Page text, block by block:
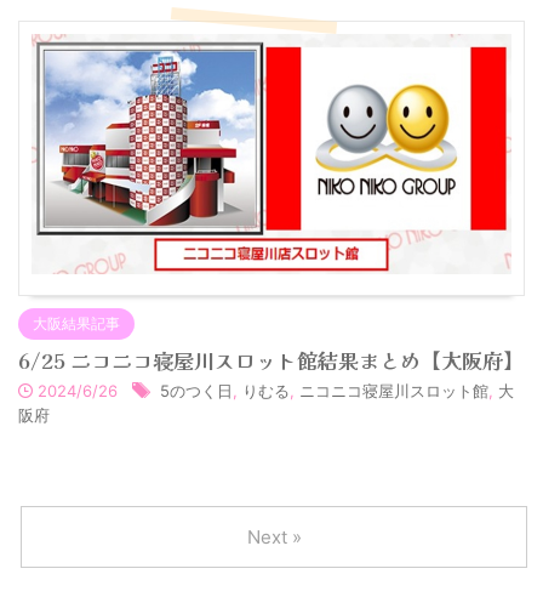
大阪結果記事
6/25 ニコニコ寝屋川スロット館結果まとめ【大阪府】
2024/6/26 5のつく日 りむる ニコニコ寝屋川スロット館 大
阪府
Next »